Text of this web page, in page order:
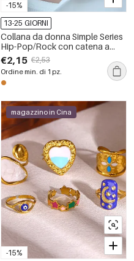
-15%
13-25 GIORNI
Collana da donna Simple Series
Hip-Pop/Rock con catena a
cuore in acciaio inossidabile
impermeabile.
€2,15 €2,53
Ordine min. di 1 pz.
-15%
magazzino in Cina